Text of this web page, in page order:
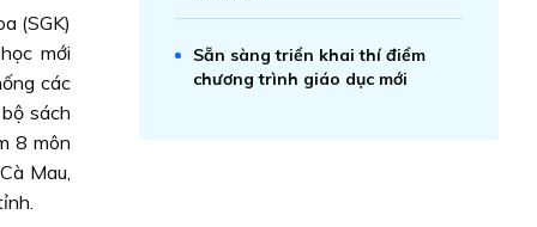
(SGK)
mới
các
sách
8 môn
Mau,
Sẵn sàng triển khai thí điểm
chương trình giáo dục mới